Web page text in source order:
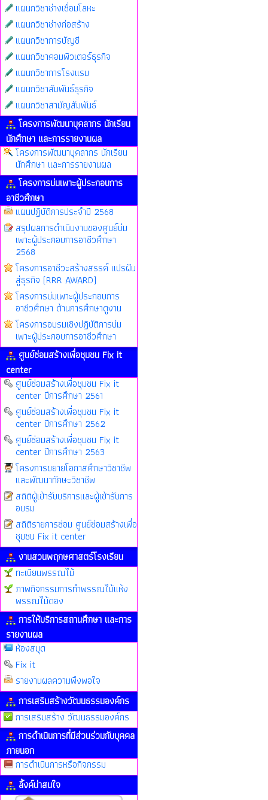
แผนกวิชาช่างเชื่อมโลหะ
แผนกวิชาช่างก่อสร้าง
แผนกวิชาการบัญชี
แผนกวิชาคอมพิวเตอร์ธุรกิจ
แผนกวิชาการโรงแรม
แผนกวิชาสัมพันธ์ธุรกิจ
แผนกวิชาสามัญสัมพันธ์
โครงการพัฒนาบุคลากร นักเรียน
นักศึกษา และการรายงานผล
โครงการพัฒนาบุคลากร นักเรียน
นักศึกษา และการรายงานผล
โครงการบ่มเพาะผู้ประกอบการ
อาชีวศึกษา
แผนปฏิบัติการประจำปี 2568
สรุปผลการดำเนินงานของศูนย์บ่ม
เพาะผู้ประกอบการอาชีวศึกษา
2568
โครงการอาชีวะสร้างสรรค์ แปรฝัน
สู่ธุรกิจ (RRR AWARD)
โครงการบ่มเพาะผู้ประกอบการ
อาชีวศึกษา ด้านการศึกษาดูงาน
โครงการอบรมเชิงปฏิบัติการบ่ม
เพาะผู้ประกอบการอาชีวศึกษา
ศูนย์ซ่อมสร้างเพื่อชุมชน Fix it
center
ศูนย์ซ่อมสร้างเพื่อชุมชน Fix it
center ปีการศึกษา 2561
ศูนย์ซ่อมสร้างเพื่อชุมชน Fix it
center ปีการศึกษา 2562
ศูนย์ซ่อมสร้างเพื่อชุมชน Fix it
center ปีการศึกษา 2563
โครงการขยายโอกาสศึกษาวิชาชีพ
และพัฒนาทักษะวิชาชีพ
สถิติผู้เข้ารับบริการและผู้เข้ารับการ
อบรม
สถิติรายการซ่อม ศูนย์ซ่อมสร้างเพื่อ
ชุมชน Fix it center
งานสวนพฤกษศาสตร์โรงเรียน
ทะเบียนพรรณไม้
ภาพกิจกรรมการทำพรรณไม้แห้ง
พรรณไม้ดอง
การให้บริการสถานศึกษา และการ
รายงานผล
ห้องสมุด
Fix it
รายงานผลความพึงพอใจ
การเสริมสร้างวัฒนธรรมองค์กร
การเสริมสร้าง วัฒนธรรมองค์กร
การดำเนินการที่มีส่วนร่วมกับบุคคล
ภายนอก
การดำเนินการหรือกิจกรรม
ลิ้งค์น่าสนใจ